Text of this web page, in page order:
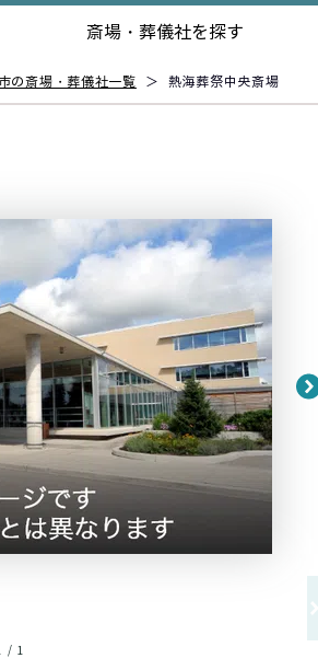
斎場・葬儀社を探す
の斎場・葬儀社一覧 ＞ 熱海葬祭中央斎場
/ 1